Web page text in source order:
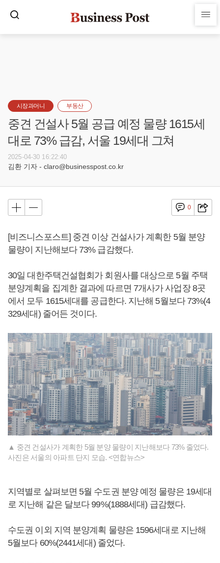
시장과머니 부동산
중견 건설사 5월 공급 예정 물량 1615세
대로 73% 급감, 서울 19세대 그쳐
2025-04-30 16:22:40
김환 기자 - claro@businesspost.co.kr
0
[비즈니스포스트] 중견 이상 건설사가 계획한 5월 분양
물량이 지난해보다 73% 급감했다.
30일 대한주택건설협회가 회원사를 대상으로 5월 주택
분양계획을 집계한 결과에 따르면 7개사가 사업장 8곳
에서 모두 1615세대를 공급한다. 지난해 5월보다 73%(4
329세대) 줄어든 것이다.
▲ 중견 건설사가 계획한 5월 분양 물량이 지난해보다 73% 줄었다.
사진은 서울의 아파트 단지 모습. <연합뉴스>
지역별로 살펴보면 5월 수도권 분양 예정 물량은 19세대
로 지난해 같은 달보다 99%(1888세대) 급감했다.
수도권 이외 지역 분양계획 물량은 1596세대로 지난해
5월보다 60%(2441세대) 줄었다.